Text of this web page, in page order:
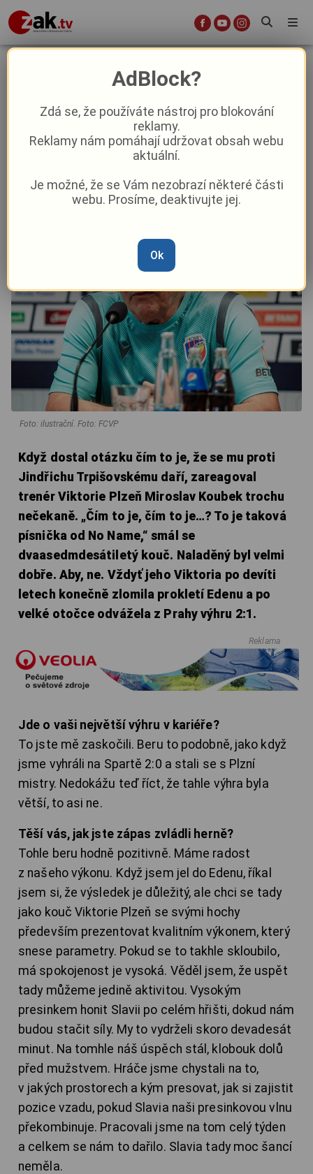
Lišák Koubek znovu vyzrál na
Trpišovského. Čím to je? To je
písnička od No Name, vtipkoval
Sport
Marie Osvaldová –5. 11. 2023|21:13
Foto: ilustrační. Foto: FCVP
Když dostal otázku čím to je, že se mu proti
Jindřichu Trpišovskému daří, zareagoval
trenér Viktorie Plzeň Miroslav Koubek trochu
nečekaně. „Čím to je, čím to je…? To je taková
písnička od No Name,“ smál se
dvaasedmdesátiletý kouč. Naladěný byl velmi
dobře. Aby, ne. Vždyť jeho Viktoria po devíti
letech konečně zlomila prokletí Edenu a po
velké otočce odvážela z Prahy výhru 2:1.
Reklama
Jde o vaši největší výhru v kariéře?
To jste mě zaskočili. Beru to podobně, jako když
jsme vyhráli na Spartě 2:0 a stali se s Plzní
mistry. Nedokážu teď říct, že tahle výhra byla
větší, to asi ne.
Těší vás, jak jste zápas zvládli herně?
Tohle beru hodně pozitivně. Máme radost
z našeho výkonu. Když jsem jel do Edenu, říkal
jsem si, že výsledek je důležitý, ale chci se tady
jako kouč Viktorie Plzeň se svými hochy
především prezentovat kvalitním výkonem, který
snese parametry. Pokud se to takhle skloubilo,
má spokojenost je vysoká. Věděl jsem, že uspět
tady můžeme jedině aktivitou. Vysokým
presinkem honit Slavii po celém hřišti, dokud nám
budou stačit síly. My to vydrželi skoro devadesát
minut. Na tomhle náš úspěch stál, klobouk dolů
před mužstvem. Hráče jsme chystali na to,
v jakých prostorech a kým presovat, jak si zajistit
pozice vzadu, pokud Slavia naši presinkovou vlnu
překombinuje. Pracovali jsme na tom celý týden
a celkem se nám to dařilo. Slavia tady moc šancí
neměla.
AdBlock?
Zdá se, že používáte nástroj pro blokování
reklamy.
Reklamy nám pomáhají udržovat obsah webu
aktuální.
Je možné, že se Vám nezobrazí některé části
webu. Prosíme, deaktivujte jej.
Ok